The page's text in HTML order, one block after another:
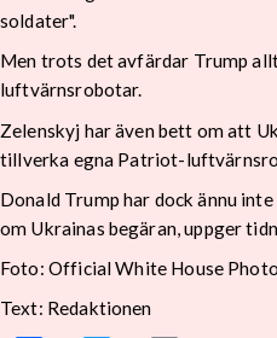
soldater".
Men trots det avfärdar Trump
luftvärnsrobotar.
Zelenskyj har även bett om att
tillverka egna Patriot-
Donald Trump har dock ännu
om Ukrainas begäran, uppger
Foto: Official White House
Text: Redaktionen